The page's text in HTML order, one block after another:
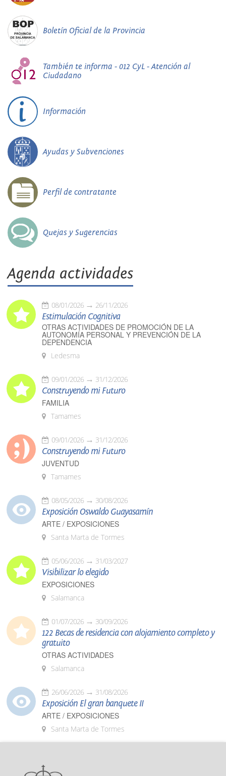
Boletín Oficial de la Provincia
También te informa - 012 CyL - Atención al
Ciudadano
Información
Ayudas y Subvenciones
Perfil de contratante
Quejas y Sugerencias
Agenda actividades
08/01/2026 26/11/2026
Estimulación Cognitiva
OTRAS ACTIVIDADES DE PROMOCIÓN DE LA
AUTONOMÍA PERSONAL Y PREVENCIÓN DE LA
DEPENDENCIA
Ledesma
09/01/2026 31/12/2026
Construyendo mi Futuro
FAMILIA
Tamames
09/01/2026 31/12/2026
Construyendo mi Futuro
JUVENTUD
Tamames
08/05/2026 30/08/2026
Exposición Oswaldo Guayasamín
ARTE / EXPOSICIONES
Santa Marta de Tormes
05/06/2026 31/03/2027
Visibilizar lo elegido
EXPOSICIONES
Salamanca
01/07/2026 30/09/2026
122 Becas de residencia con alojamiento completo y
gratuito
OTRAS ACTIVIDADES
Salamanca
26/06/2026 31/08/2026
Exposición El gran banquete II
ARTE / EXPOSICIONES
Santa Marta de Tormes